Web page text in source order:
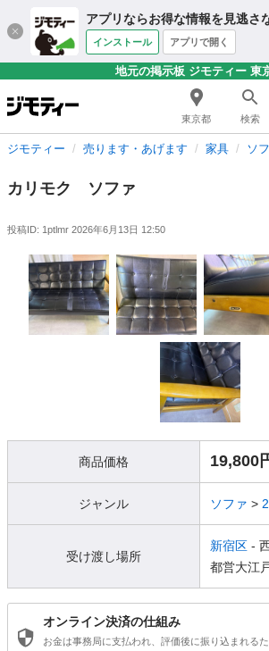
アプリならお得な情報を見逃さ
インストール アプリで開く
地元の掲示板 ジモティー 東
東京都 検索
ジモティー 売ります・あげます 家具 ソ
カリモク ソファ
投稿ID: 1ptlmr 2026年6月13日 12:50
商品価格 19,800
ジャンル ソファ >
受け渡し場所
新宿区 -
都営大江
オンライン決済の仕組み
お金は事務局に支払われ、評価後に振り込まれる